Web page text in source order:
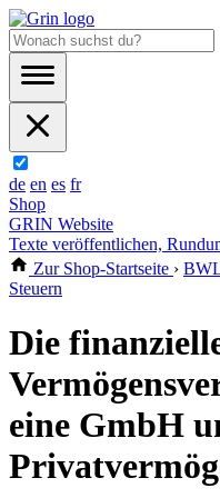
de en es fr
Shop
GRIN Website
Texte veröffentlichen,
Zur Shop-Startseite ›
Steuern
Die
eine GmbH